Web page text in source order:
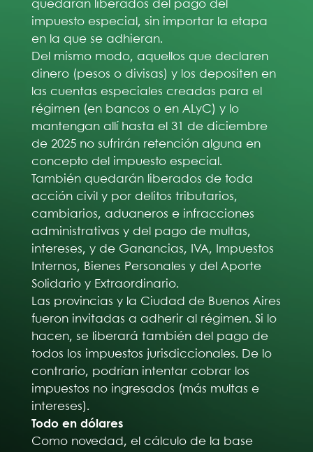
quedarán liberados del pago del
impuesto especial, sin importar la etapa
en la que se adhieran.
Del mismo modo, aquellos que declaren
dinero (pesos o divisas) y los depositen en
las cuentas especiales creadas para el
régimen (en bancos o en ALyC) y lo
mantengan allí hasta el 31 de diciembre
de 2025 no sufrirán retención alguna en
concepto del impuesto especial.
También quedarán liberados de toda
acción civil y por delitos tributarios,
cambiarios, aduaneros e infracciones
administrativas y del pago de multas,
intereses, y de Ganancias, IVA, Impuestos
Internos, Bienes Personales y del Aporte
Solidario y Extraordinario.
Las provincias y la Ciudad de Buenos Aires
fueron invitadas a adherir al régimen. Si lo
hacen, se liberará también del pago de
todos los impuestos jurisdiccionales. De lo
contrario, podrían intentar cobrar los
impuestos no ingresados (más multas e
intereses).
Todo en dólares
Como novedad, el cálculo de la base